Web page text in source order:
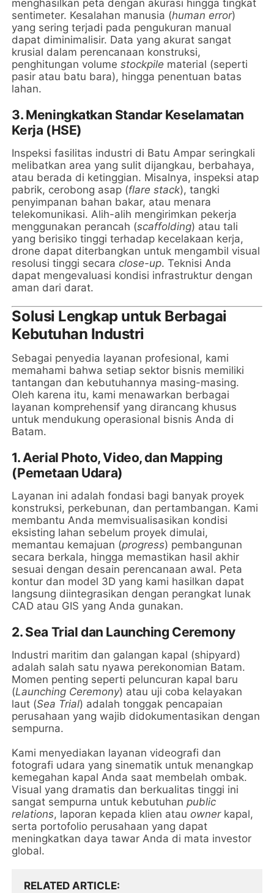
menghasilkan peta dengan akurasi hingga tingkat
sentimeter. Kesalahan manusia (human error)
yang sering terjadi pada pengukuran manual
dapat diminimalisir. Data yang akurat sangat
krusial dalam perencanaan konstruksi,
penghitungan volumestockpile material (seperti
pasir atau batu bara), hingga penentuan batas
lahan.
3. Meningkatkan Standar Keselamatan
Kerja (HSE)
Inspeksi fasilitas industri di Batu Ampar seringkali
melibatkan area yang sulit dijangkau, berbahaya,
atau berada di ketinggian. Misalnya, inspeksi atap
pabrik, cerobong asap (flare stack), tangki
penyimpanan bahan bakar, atau menara
telekomunikasi. Alih-alih mengirimkan pekerja
menggunakan perancah (scaffolding) atau tali
yang berisiko tinggi terhadap kecelakaan kerja,
drone dapat diterbangkan untuk mengambil visual
resolusi tinggi secaraclose-up. Teknisi Anda
dapat mengevaluasi kondisi infrastruktur dengan
aman dari darat.
Solusi Lengkap untuk Berbagai
Kebutuhan Industri
Sebagai penyedia layanan profesional, kami
memahami bahwa setiap sektor bisnis memiliki
tantangan dan kebutuhannya masing-masing.
Oleh karena itu, kami menawarkan berbagai
layanan komprehensif yang dirancang khusus
untuk mendukung operasional bisnis Anda di
Batam.
1. Aerial Photo, Video, dan Mapping
(Pemetaan Udara)
Layanan ini adalah fondasi bagi banyak proyek
konstruksi, perkebunan, dan pertambangan. Kami
membantu Anda memvisualisasikan kondisi
eksisting lahan sebelum proyek dimulai,
memantau kemajuan (progress) pembangunan
secara berkala, hingga memastikan hasil akhir
sesuai dengan desain perencanaan awal. Peta
kontur dan model 3D yang kami hasilkan dapat
langsung diintegrasikan dengan perangkat lunak
CAD atau GIS yang Anda gunakan.
2. Sea Trial dan Launching Ceremony
Industri maritim dan galangan kapal (shipyard)
adalah salah satu nyawa perekonomian Batam.
Momen penting seperti peluncuran kapal baru
(Launching Ceremony) atau uji coba kelayakan
laut (Sea Trial) adalah tonggak pencapaian
perusahaan yang wajib didokumentasikan dengan
sempurna.
Kami menyediakan layanan videografi dan
fotografi udara yang sinematik untuk menangkap
kemegahan kapal Anda saat membelah ombak.
Visual yang dramatis dan berkualitas tinggi ini
sangat sempurna untuk kebutuhanpublic
relations, laporan kepada klien atauownerkapal,
serta portofolio perusahaan yang dapat
meningkatkan daya tawar Anda di mata investor
global.
RELATED ARTICLE